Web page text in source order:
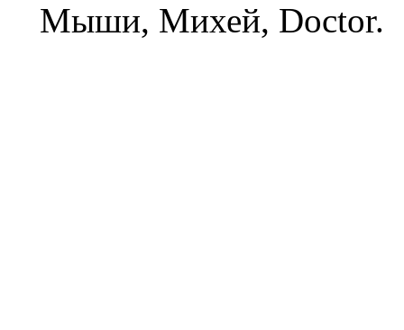
Мыши, Михей, Doctor.